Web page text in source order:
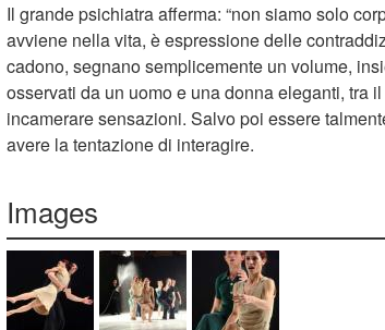
Il grande psichiatra afferma: “non siamo solo
avviene nella vita, è espressione delle
cadono, segnano semplicemente un volume,
osservati da un uomo e una donna eleganti, tra
incamerare sensazioni. Salvo poi essere
avere la tentazione di interagire.
Images